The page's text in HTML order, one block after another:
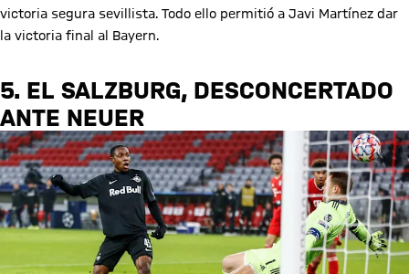
victoria segura sevillista. Todo ello permitió a Javi Martínez dar
la victoria final al Bayern.
5. EL SALZBURG, DESCONCERTADO
ANTE NEUER